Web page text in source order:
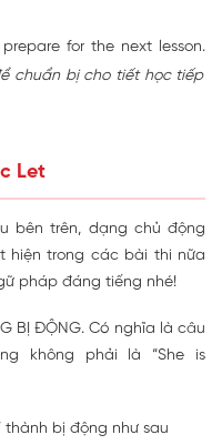
for the next lesson.
chuẩn bị cho tiết học tiếp
Let
bên trên, dạng chủ động
hiện trong các bài thi nữa
pháp đáng tiếng nhé!
BỊ ĐỘNG. Có nghĩa là câu
không phải là “She is
thành bị động như sau